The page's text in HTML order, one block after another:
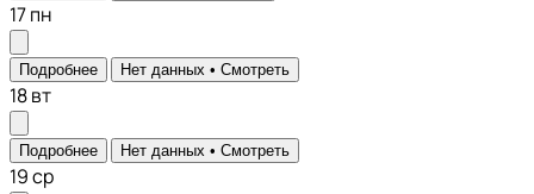
17пн
Подробнее Нет данных • Смотреть
18вт
Подробнее Нет данных • Смотреть
19ср